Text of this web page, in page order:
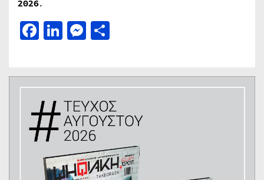
2026.
Facebook
LinkedIn
Messenger